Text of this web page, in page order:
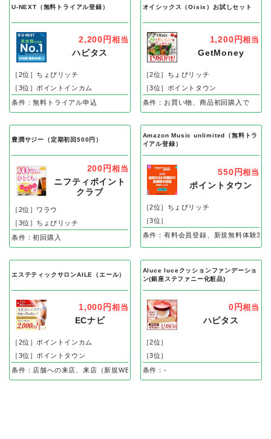
U-NEXT（無料トライアル登録）
2,200円 相当
ハピタス
［2位］ちょびリッチ
［3位］ポイントインカム
条件：無料トライアル申込
オイシックス（Oisix）お試しセット
1,200円相当
GetMoney
［2位］ちょびリッチ
［3位］ポイントタウン
条件：お買い物、商品初回購入で
豊潤サジー（定期初回500円）
200円 相当
ニフティポイント
クラブ
［2位］ワラウ
［3位］ちょびリッチ
条件：初回購入
Amazon Music unlimited（無料トラ
イアル登録）
550円相当
ポイントタウン
［2位］ちょびリッチ
［3位］
条件：有料会員登録、新規無料体験3カ
エステティックサロンAILE（エール）
1,000円 相当
ECナビ
［2位］ポイントインカム
［3位］ポイントタウン
条件：店舗への来店、来店（新規WEB申し込み後、体験完了）で
Aluce luceクッションファンデーショ
ン(銀座ステファニー化粧品)
0円相当
ハピタス
［2位］
［3位］
条件：-